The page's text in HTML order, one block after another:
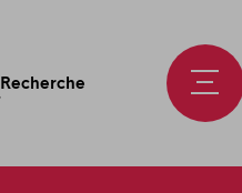
Recherche